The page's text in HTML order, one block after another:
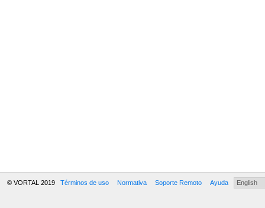
© VORTAL 2019 Términos de uso Normativa Soporte Remoto Ayuda